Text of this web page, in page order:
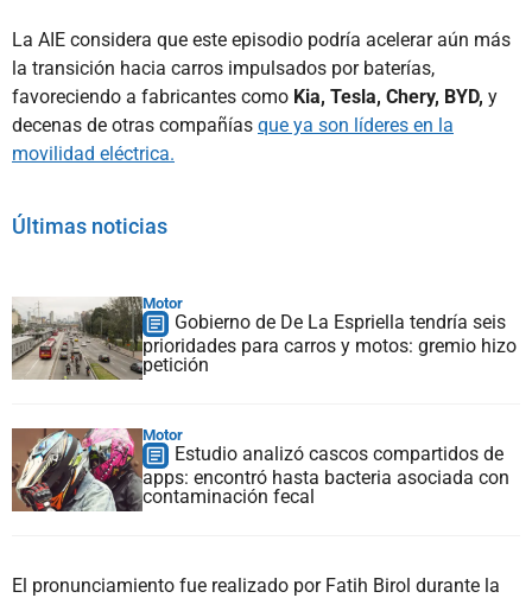
La AIE considera que este episodio podría acelerar aún más
la transición hacia carros impulsados por baterías,
favoreciendo a fabricantes como Kia, Tesla, Chery, BYD, y
decenas de otras compañías que ya son líderes en la
movilidad eléctrica.
Últimas noticias
Motor
Gobierno de De La Espriella tendría seis
prioridades para carros y motos: gremio hizo
petición
Motor
Estudio analizó cascos compartidos de
apps: encontró hasta bacteria asociada con
contaminación fecal
El pronunciamiento fue realizado por Fatih Birol durante la